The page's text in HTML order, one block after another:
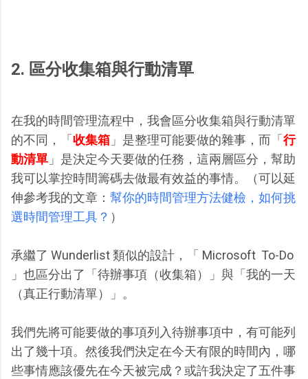
2. 區分收集箱與行動清單
在我的時間管理流程中，我會區分收集箱與行動清單
的不同，「 收集箱 」是整理可能要做的雜事，而「 行
動清單 」是決定今天要做的任務，這兩層區分，幫助
我可以掌控時間籌碼去做最有效益的事情。（可以延
伸參考我的文章： 幫你的時間管理方法健檢，如何挑
選時間管理工具？ ）
承繼了 Wunderlist 類似的設計，「 Microsoft To-Do
」也區分出了「待辦事項（收集箱）」與「我的一天
（真正行動清單）」。
我們先將可能要做的事項列入待辦事項中，有可能列
出了幾十項。然後我們決定在今天有限的時間內，哪
些事情應該優先在今天被完成？或許我決定了五件事